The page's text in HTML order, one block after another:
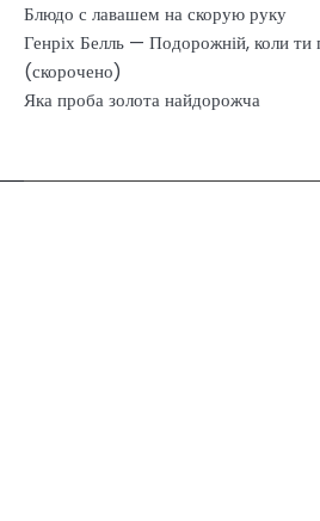
Блюдо с лавашем на скорую руку
Генріх Белль — Подорожній, коли
(скорочено)
Яка проба золота найдорожча